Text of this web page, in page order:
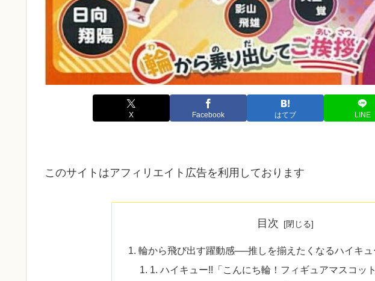
X Facebook はてブ LINE
このサイトはアフィリエイト広告を利用しております
目次
輪から飛び出す躍動感──推しを揃えたくなるハイキ
1. ハイキュー!!「こんにち輪！フィギュアマスコッ